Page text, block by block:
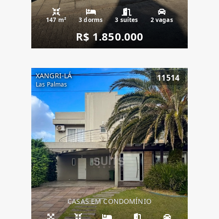
147 m² 3 dorms 3 suítes 2 vagas
R$ 1.850.000
XANGRI-LÁ
Las Palmas
11514
CASAS EM CONDOMÍNIO